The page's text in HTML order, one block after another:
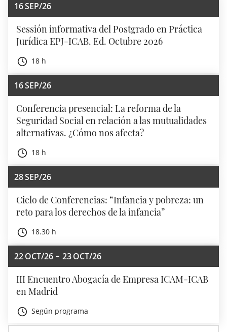
16SEP/26
Sessión informativa del Postgrado en Práctica
Jurídica EPJ-ICAB. Ed. Octubre 2026
18 h
16SEP/26
Conferencia presencial: La reforma de la
Seguridad Social en relación a las mutualidades
alternativas. ¿Cómo nos afecta?
18 h
28SEP/26
Ciclo de Conferencias: “Infancia y pobreza: un
reto para los derechos de la infancia”
18.30 h
22OCT/26 23OCT/26
III Encuentro Abogacía de Empresa ICAM-ICAB
en Madrid
Según programa